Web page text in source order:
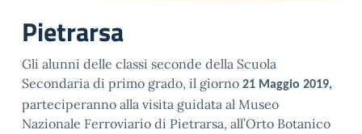
Pietrarsa
Gli alunni delle classi seconde della Scuola
Secondaria di primo grado, il giorno 21 Maggio 2019,
parteciperanno alla visita guidata al Museo
Nazionale Ferroviario di Pietrarsa, all’Orto Botanico